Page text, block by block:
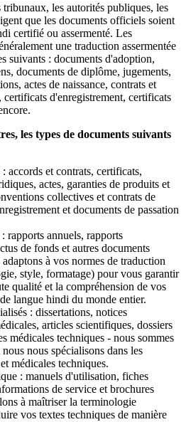
les autorités publiques, les
que les documents officiels soient
certifié ou assermenté. Les
une traduction assermentée
suivants : documents d'adoption,
documents de diplôme, jugements,
actes de naissance, contrats et
certificats d'enregistrement, certificats
les types de documents suivants
accords et contrats, certificats,
actes, garanties de produits et
collectives et contrats de
et documents de passation
rapports annuels, rapports
de fonds et autres documents
à vos normes de traduction
style, formatage) pour vous garantir
qualité et la compréhension de vos
langue hindi du monde entier.
: dissertations, notices
articles scientifiques, dossiers
médicales techniques - nous sommes
nous spécialisons dans les
médicales techniques.
: manuels d'utilisation, fiches
de service et brochures
à maîtriser la terminologie
vos textes techniques de manière